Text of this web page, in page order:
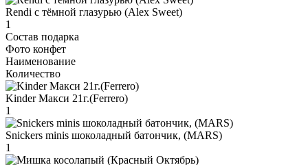
Rendi с тёмной глазурью (Alex Sweet)
1
Состав подарка
Фото конфет
Наименование
Количество
Kinder Макси 21г.(Ferrero)
1
Snickers minis шоколадный батончик, (MARS)
1